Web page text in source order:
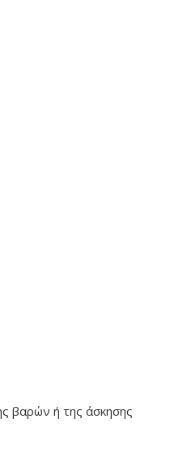
βαρών ή της άσκησης